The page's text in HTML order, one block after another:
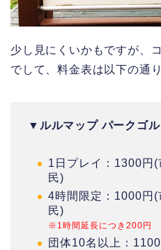
少し見にくいかもですが、
でして、料金表は以下の通り
▼ ルルマップ パークゴ
1日プレイ：1300円
民)
4時間限定：1000円
民)
※1時間延長につき200円
団体10名以上：